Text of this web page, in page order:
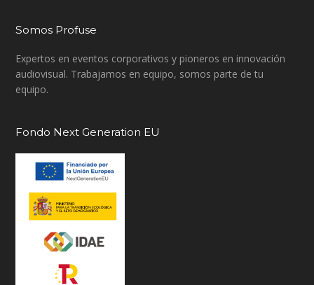
Somos Profuse
Expertos en eventos corporativos y pioneros en innovación
audiovisual. Trabajamos en equipo, somos parte de tu
equipo.
Fondo Next Generation EU